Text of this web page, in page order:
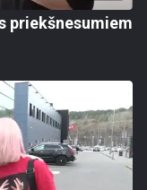
priekšnesumiem